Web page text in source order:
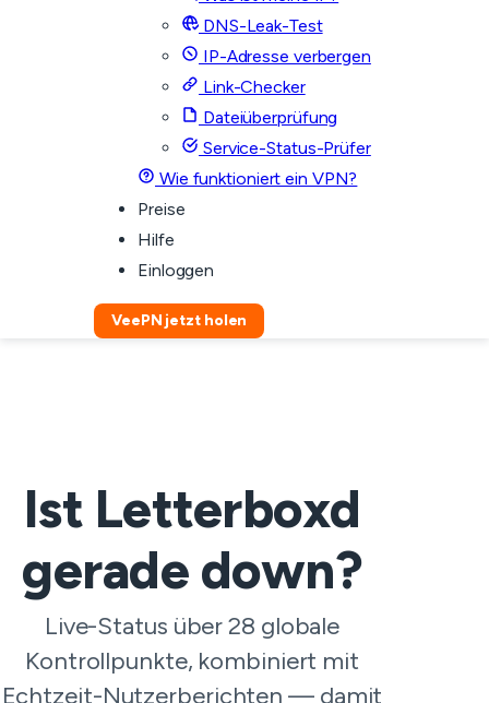
DNS-Leak-Test
IP-Adresse verbergen
Link-Checker
Dateiüberprüfung
Service-Status-Prüfer
Wie funktioniert ein VPN?
Preise
Hilfe
Einloggen
VeePN jetzt holen
Ist Letterboxd
gerade down?
Live-Status über 28 globale
Kontrollpunkte, kombiniert mit
Echtzeit-Nutzerberichten — damit